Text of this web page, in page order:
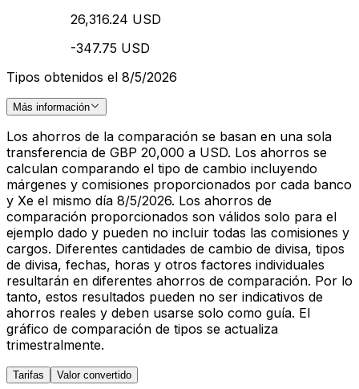
26,316.24 USD
-347.75 USD
Tipos obtenidos el 8/5/2026
Más información
Los ahorros de la comparación se basan en una sola
transferencia de GBP 20,000 a USD. Los ahorros se
calculan comparando el tipo de cambio incluyendo
márgenes y comisiones proporcionados por cada banco
y Xe el mismo día 8/5/2026. Los ahorros de
comparación proporcionados son válidos solo para el
ejemplo dado y pueden no incluir todas las comisiones y
cargos. Diferentes cantidades de cambio de divisa, tipos
de divisa, fechas, horas y otros factores individuales
resultarán en diferentes ahorros de comparación. Por lo
tanto, estos resultados pueden no ser indicativos de
ahorros reales y deben usarse solo como guía. El
gráfico de comparación de tipos se actualiza
trimestralmente.
Tarifas Valor convertido